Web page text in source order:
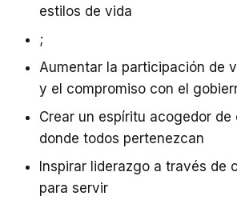
estilos de vida
;
Aumentar la participación de
y el compromiso con el
Crear un espíritu acogedor de
donde todos pertenezcan
Inspirar liderazgo a través de
para servir